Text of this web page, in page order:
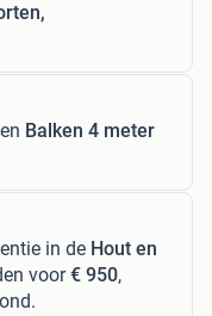
Balken 4 meter
in de Hout en
voor€ 950,